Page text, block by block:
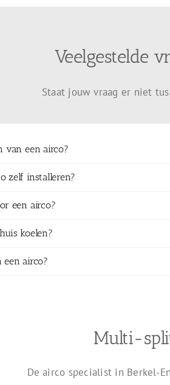
Veelgestelde
Staat jouw vraag er niet
van een airco?
zelf installeren?
een airco?
koelen?
een airco?
Multi-
De airco specialist in Berkel-